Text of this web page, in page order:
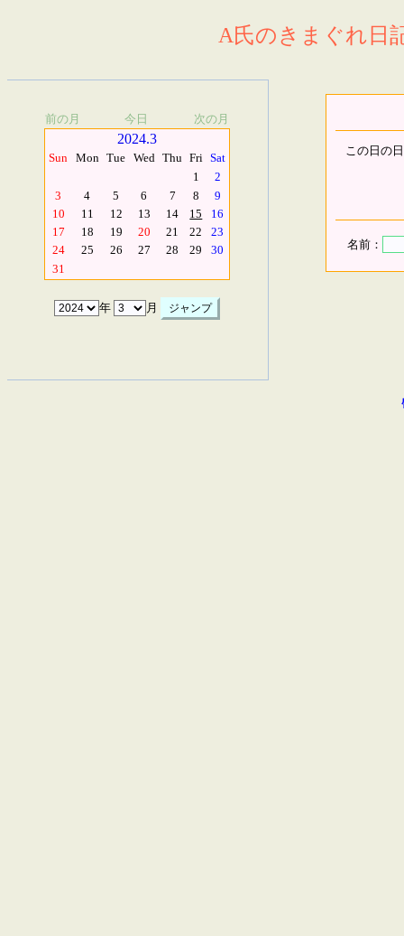
A氏のきまぐれ日
前の月 今日 次の月
2024.3
Sun Mon Tue Wed Thu Fri Sat
1
2
3
4 5 6 7 8
9
10
11 12 13 14 15
16
17
18 19 20 21 22
23
24
25 26 27 28 29
30
31
年 月
この日の
名前：